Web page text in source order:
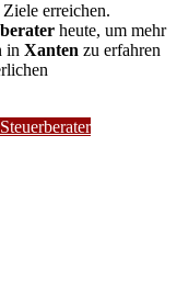
erreichen.
heute, um mehr
in Xanten zu erfahren